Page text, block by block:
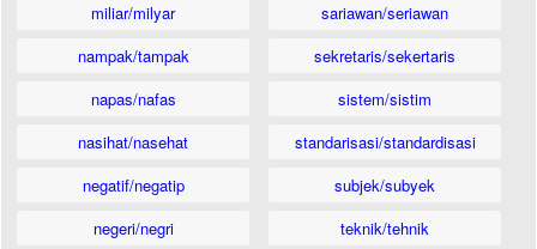
miliar/milyar
nampak/tampak
napas/nafas
nasihat/nasehat
negatif/negatip
negeri/negri
sariawan/seriawan
sekretaris/sekertaris
sistem/sistim
standarisasi/standardisasi
subjek/subyek
teknik/tehnik